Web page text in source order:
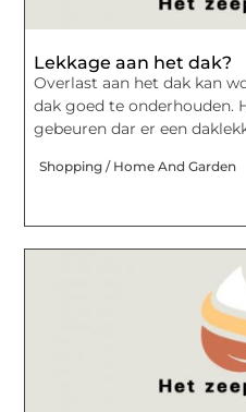
Lekkage aan het dak?
Overlast aan het dak kan
dak goed te onderhouden.
gebeuren dar er een
Shopping / Home And Garden